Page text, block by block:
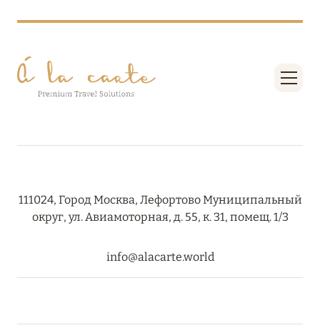
ЭКСКЛЮЗИВНО»
Подробнее
111024, Город Москва, Лефортово Муниципальный
округ, ул. Авиамоторная, д. 55, к. 31, помещ. 1/3
info@alacarte.world